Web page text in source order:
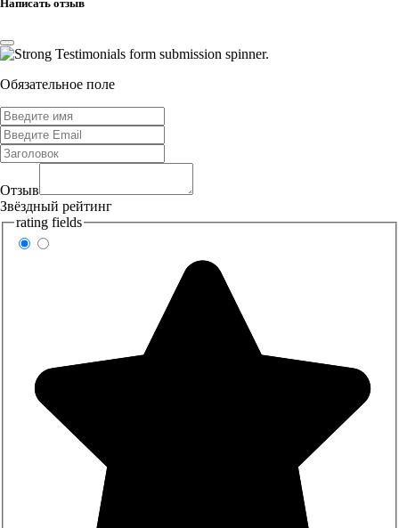
Написать отзыв
Обязательное поле
Отзыв
Звёздный рейтинг
rating fields